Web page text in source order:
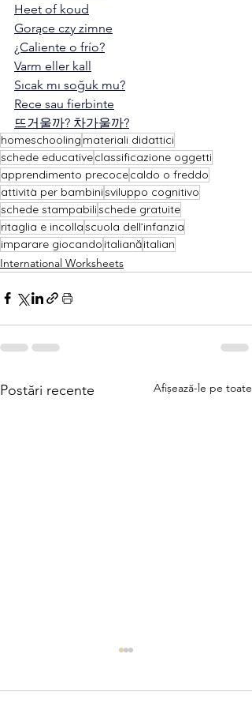
Heet of koud
Gorące czy zimne
¿Caliente o frío?
Varm eller kall
Sıcak mı soğuk mu?
Rece sau fierbinte
뜨거울까? 차가울까?
homeschooling materiali didattici
schede educativeclassificazione oggetti
apprendimento precocecaldo o freddo
attività per bambinisviluppo cognitivo
schede stampabilischede gratuite
ritaglia e incollascuola dell’infanzia
imparare giocando italianăitalian
International Worksheets
Postări recente Afișează-le pe toate